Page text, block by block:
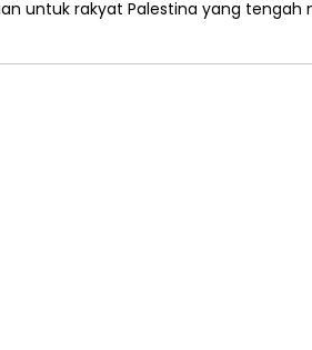
untuk rakyat Palestina yang tengah